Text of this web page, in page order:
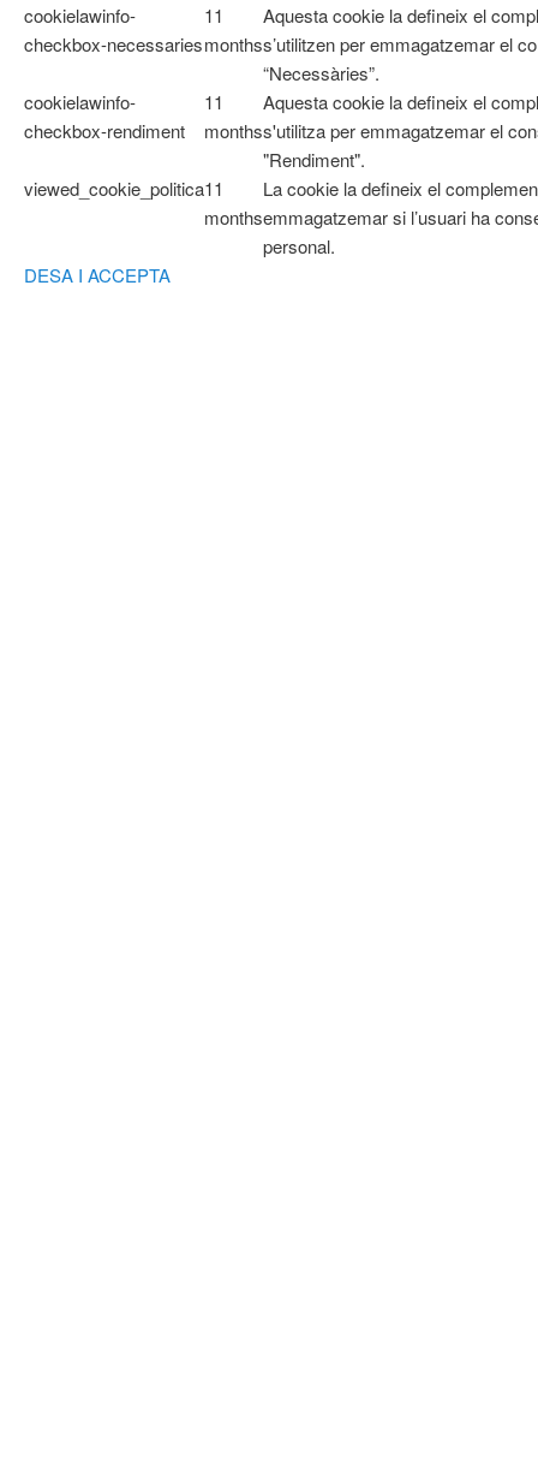
cookielawinfo-
checkbox-necessaries
11
months
Aquesta cookie la defineix el
s’utilitzen per emmagatzemar el
“Necessàries”.
cookielawinfo-
checkbox-rendiment
11
months
Aquesta cookie la defineix el
s'utilitza per emmagatzemar el
"Rendiment".
viewed_cookie_politica11
months
La cookie la defineix el
emmagatzemar si l’usuari ha
personal.
DESA I ACCEPTA